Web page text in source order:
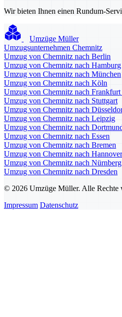
Wir bieten Ihnen einen Rundum-
Umzüge Müller
Umzugsunternehmen Chemnitz
Umzug von Chemnitz nach Berlin
Umzug von Chemnitz nach Hamburg
Umzug von Chemnitz nach München
Umzug von Chemnitz nach Köln
Umzug von Chemnitz nach
Umzug von Chemnitz nach Stuttgart
Umzug von Chemnitz nach
Umzug von Chemnitz nach Leipzig
Umzug von Chemnitz nach
Umzug von Chemnitz nach Essen
Umzug von Chemnitz nach Bremen
Umzug von Chemnitz nach Hannover
Umzug von Chemnitz nach Nürnberg
Umzug von Chemnitz nach Dresden
© 2026 Umzüge Müller. Alle Rechte
Impressum Datenschutz